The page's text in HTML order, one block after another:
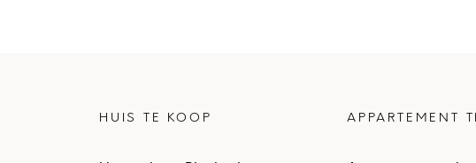
HUIS TE KOOP APPARTEMENT